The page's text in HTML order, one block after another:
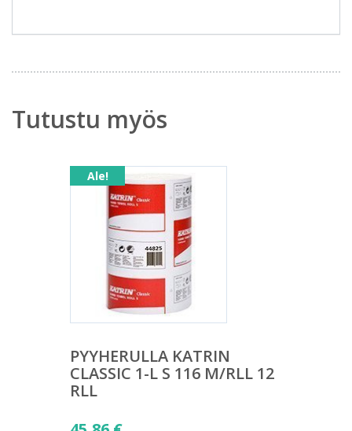
Tutustu myös
Ale!
PYYHERULLA KATRIN
CLASSIC 1-L S 116 M/RLL 12
RLL